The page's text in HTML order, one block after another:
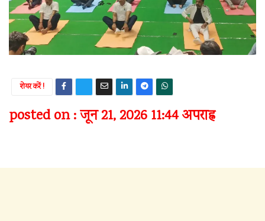
शेयर करें !
posted on : जून 21, 2026 11:44 अपराह्न